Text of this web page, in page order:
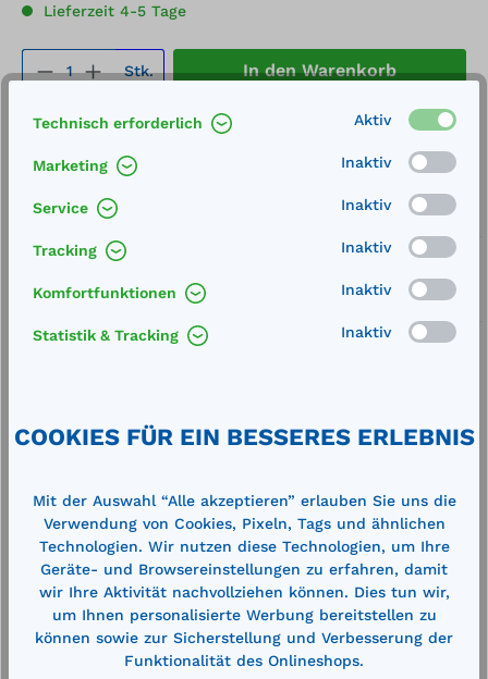
Lieferzeit 4-5 Tage
Produkt Anzahl: Gib den
Stk. In den Warenkorb
Merken
Artikel-Nummer:
Service
Lieferung frei Haus
Zertifizierte Qualität
Beschreibung
Technische Daten
Technisch erforderlich Aktiv
Marketing Inaktiv
Service Inaktiv
Tracking Inaktiv
Komfortfunktionen Inaktiv
Statistik & Tracking Inaktiv
COOKIES FÜR EIN BESSERES ERLEBNIS
Mit der Auswahl “Alle akzeptieren” erlauben Sie uns die
Verwendung von Cookies, Pixeln, Tags und ähnlichen
Technologien. Wir nutzen diese Technologien, um Ihre
Geräte- und Browsereinstellungen zu erfahren, damit
wir Ihre Aktivität nachvollziehen können. Dies tun wir,
um Ihnen personalisierte Werbung bereitstellen zu
können sowie zur Sicherstellung und Verbesserung der
Funktionalität des Onlineshops.